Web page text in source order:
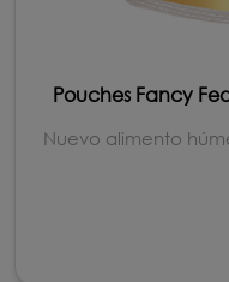
Pouches Fancy
Nuevo alimento